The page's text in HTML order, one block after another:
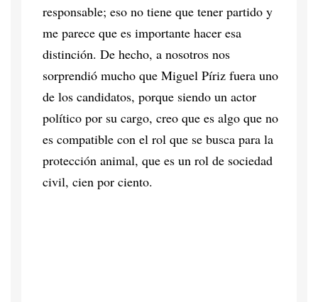
responsable; eso no tiene que tener partido y
me parece que es importante hacer esa
distinción. De hecho, a nosotros nos
sorprendió mucho que Miguel Píriz fuera uno
de los candidatos, porque siendo un actor
político por su cargo, creo que es algo que no
es compatible con el rol que se busca para la
protección animal, que es un rol de sociedad
civil, cien por ciento.